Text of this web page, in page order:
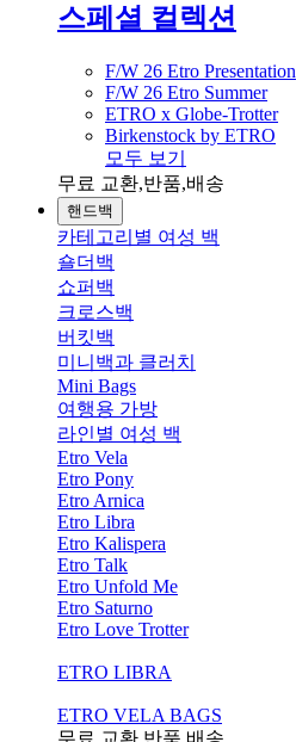
스페셜 컬렉션
F/W 26 Etro Presentation
F/W 26 Etro Summer
ETRO x Globe-Trotter
Birkenstock by ETRO
모두 보기
무료 교환,반품,배송
핸드백
카테고리별 여성 백
숄더백
쇼퍼백
크로스백
버킷백
미니백과 클러치
Mini Bags
여행용 가방
라인별 여성 백
Etro Vela
Etro Pony
Etro Arnica
Etro Libra
Etro Kalispera
Etro Talk
Etro Unfold Me
Etro Saturno
Etro Love Trotter
ETRO LIBRA
ETRO VELA BAGS
무료 교환,반품,배송